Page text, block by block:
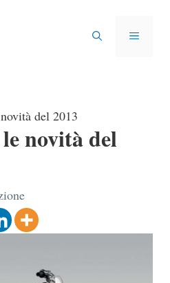
MENU
del 2013
novità del